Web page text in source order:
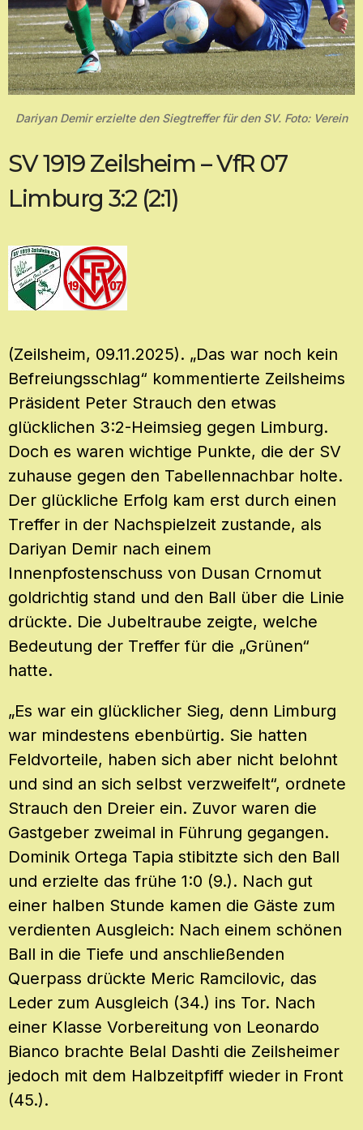
Dariyan Demir erzielte den Siegtreffer für den SV. Foto: Verein
SV 1919 Zeilsheim – VfR 07
Limburg 3:2 (2:1)
(Zeilsheim, 09.11.2025). „Das war noch kein
Befreiungsschlag“ kommentierte Zeilsheims
Präsident Peter Strauch den etwas
glücklichen 3:2-Heimsieg gegen Limburg.
Doch es waren wichtige Punkte, die der SV
zuhause gegen den Tabellennachbar holte.
Der glückliche Erfolg kam erst durch einen
Treffer in der Nachspielzeit zustande, als
Dariyan Demir nach einem
Innenpfostenschuss von Dusan Crnomut
goldrichtig stand und den Ball über die Linie
drückte. Die Jubeltraube zeigte, welche
Bedeutung der Treffer für die „Grünen“
hatte.
„Es war ein glücklicher Sieg, denn Limburg
war mindestens ebenbürtig. Sie hatten
Feldvorteile, haben sich aber nicht belohnt
und sind an sich selbst verzweifelt“, ordnete
Strauch den Dreier ein. Zuvor waren die
Gastgeber zweimal in Führung gegangen.
Dominik Ortega Tapia stibitzte sich den Ball
und erzielte das frühe 1:0 (9.). Nach gut
einer halben Stunde kamen die Gäste zum
verdienten Ausgleich: Nach einem schönen
Ball in die Tiefe und anschließenden
Querpass drückte Meric Ramcilovic, das
Leder zum Ausgleich (34.) ins Tor. Nach
einer Klasse Vorbereitung von Leonardo
Bianco brachte Belal Dashti die Zeilsheimer
jedoch mit dem Halbzeitpfiff wieder in Front
(45.).